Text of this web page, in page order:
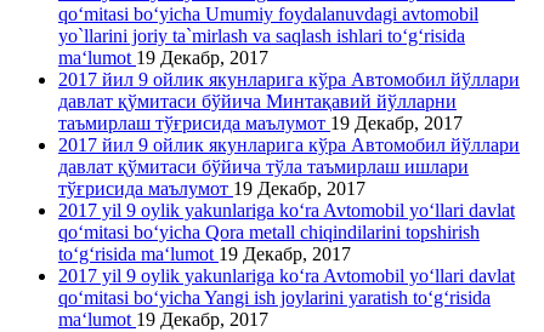
qo‘mitasi bo‘yicha Umumiy foydalanuvdagi avtomobil
yo`llarini joriy ta`mirlash va saqlash ishlari to‘g‘risida
ma‘lumot 19 Декабр, 2017
2017 йил 9 ойлик якунларига кўра Автомобил йўллари
давлат қўмитаси бўйича Минтақавий йўлларни
таъмирлаш тўғрисида маълумот 19 Декабр, 2017
2017 йил 9 ойлик якунларига кўра Автомобил йўллари
давлат қўмитаси бўйича тўла таъмирлаш ишлари
тўғрисида маълумот 19 Декабр, 2017
2017 yil 9 oylik yakunlariga ko‘ra Avtomobil yo‘llari davlat
qo‘mitasi bo‘yicha Qora metall chiqindilarini topshirish
to‘g‘risida ma‘lumot 19 Декабр, 2017
2017 yil 9 oylik yakunlariga ko‘ra Avtomobil yo‘llari davlat
qo‘mitasi bo‘yicha Yangi ish joylarini yaratish to‘g‘risida
ma‘lumot 19 Декабр, 2017